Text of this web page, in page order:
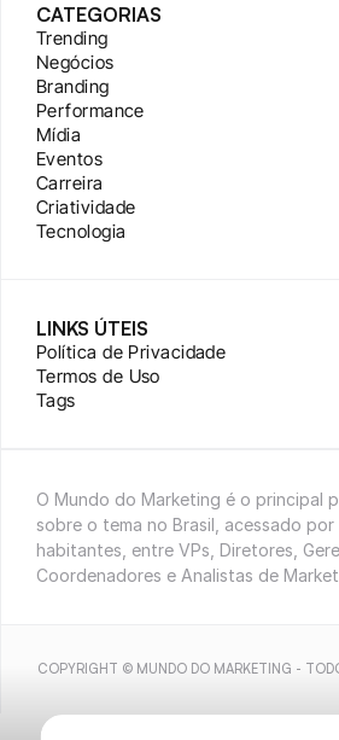
CATEGORIAS
Trending
Negócios
Branding
Performance
Mídia
Eventos
Carreira
Criatividade
Tecnologia
LINKS ÚTEIS
Política de Privacidade
Termos de Uso
Tags
O Mundo do Marketing é o principal
sobre o tema no Brasil, acessado por
habitantes, entre VPs, Diretores,
Coordenadores e Analistas de
COPYRIGHT © MUNDO DO MARKETING -